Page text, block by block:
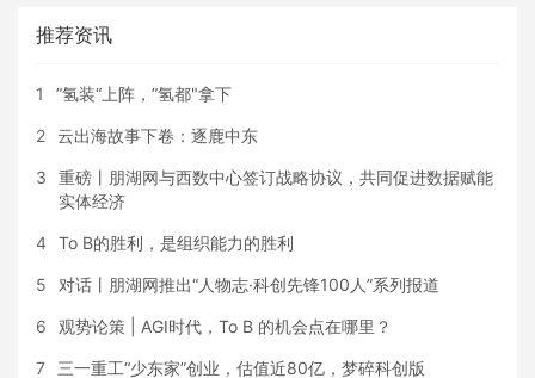
推荐资讯
1 ”氢装“上阵，”氢都"拿下
2 云出海故事下卷：逐鹿中东
3
重磅丨朋湖网与西数中心签订战略协议，共同促进数据赋能
实体经济
4 To B的胜利，是组织能力的胜利
5 对话丨朋湖网推出“人物志·科创先锋100人”系列报道
6 观势论策 | AGI时代，To B 的机会点在哪里？
7 三一重工“少东家”创业，估值近80亿，梦碎科创版